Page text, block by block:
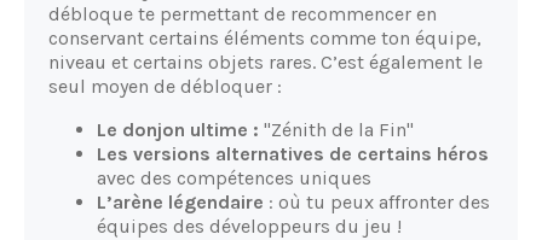
débloque te permettant de recommencer en
conservant certains éléments comme ton équipe,
niveau et certains objets rares. C’est également le
seul moyen de débloquer :
Le donjon ultime : "Zénith de la Fin"
Les versions alternatives de certains héros
avec des compétences uniques
L’arène légendaire : où tu peux affronter des
équipes des développeurs du jeu !